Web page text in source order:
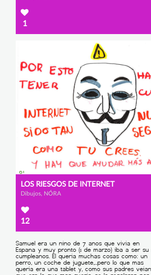
1
LOS RIESGOS DE INTERNET
Dibujos, NÓRA
12